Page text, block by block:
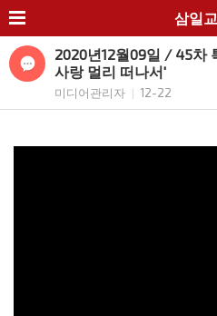
삼일
2020년12월09일 / 45차
사랑 멀리 떠나서'
미디어관리자 12-22